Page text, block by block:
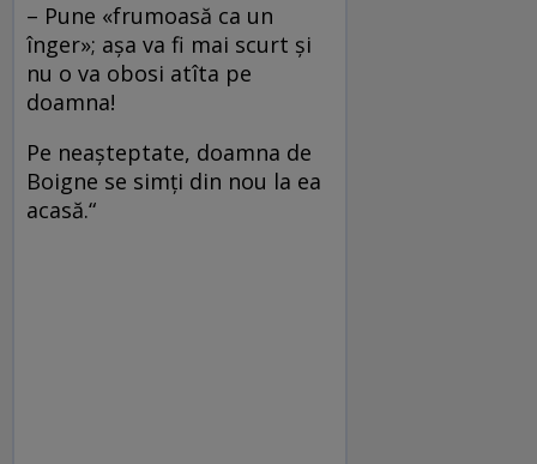
– Pune «frumoasă ca un
înger»; aşa va fi mai scurt şi
nu o va obosi atîta pe
doamna!
Pe neaşteptate, doamna de
Boigne se simţi din nou la ea
acasă.“